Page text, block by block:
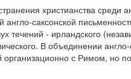
христианства среди
англо-саксонской
течений - ирландского
В объединении
с Римом, но